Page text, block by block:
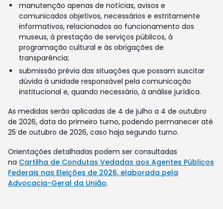
manutenção apenas de notícias, avisos e
comunicados objetivos, necessários e estritamente
informativos, relacionados ao funcionamento dos
museus, à prestação de serviços públicos, à
programação cultural e às obrigações de
transparência;
submissão prévia das situações que possam suscitar
dúvida à unidade responsável pela comunicação
institucional e, quando necessário, à análise jurídica.
As medidas serão aplicadas de 4 de julho a 4 de outubro
de 2026, data do primeiro turno, podendo permanecer até
25 de outubro de 2026, caso haja segundo turno.
Orientações detalhadas podem ser consultadas
na Cartilha de Condutas Vedadas aos Agentes Públicos
Federais nas Eleições de 2026, elaborada pela
Advocacia-Geral da União.